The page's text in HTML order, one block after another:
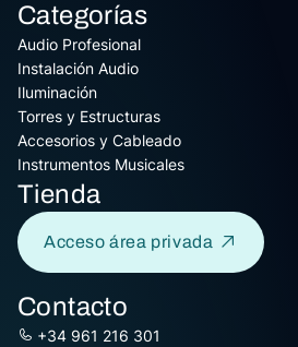
Categorías
Audio Profesional
Instalación Audio
Iluminación
Torres y Estructuras
Accesorios y Cableado
Instrumentos Musicales
Tienda
Acceso área privada
Contacto
+34 961 216 301